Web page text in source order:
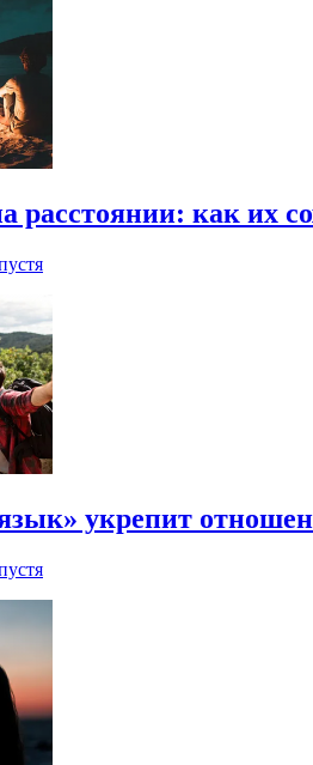
расстоянии: как их
укрепит